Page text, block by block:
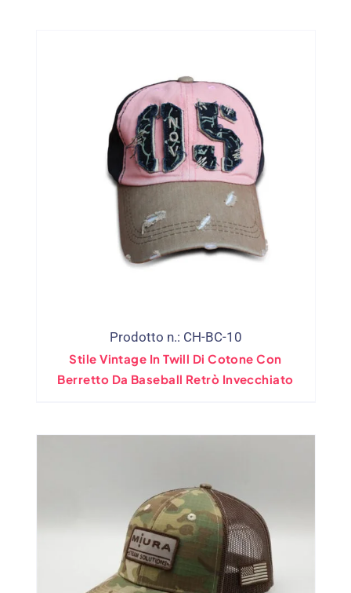
Prodotto n.: CH-BC-10
Stile Vintage In Twill Di Cotone Con
Berretto Da Baseball Retrò Invecchiato